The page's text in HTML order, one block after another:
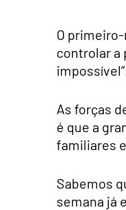
O
controlar a
As forças
é que a
familiares
Sabemos
semana já